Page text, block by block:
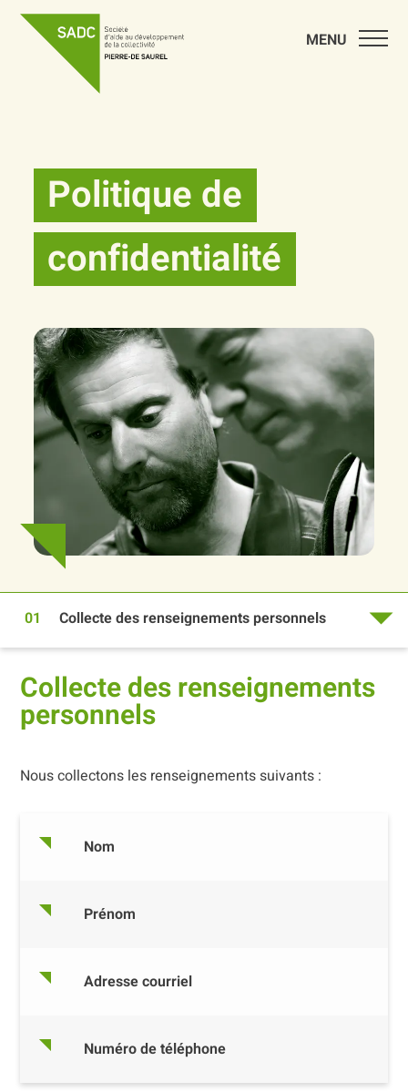
MENU
Politique de
confidentialité
01 Collecte des renseignements personnels
Collecte des renseignements
personnels
Nous collectons les renseignements suivants :
Nom
Prénom
Adresse courriel
Numéro de téléphone